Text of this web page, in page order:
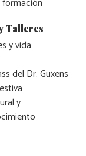
Talleres
y vida
del Dr. Guxens
y